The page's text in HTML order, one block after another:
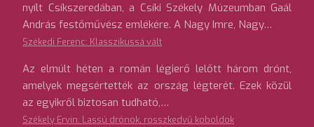
nyílt Csíkszeredában, a Csíki Székely Múzeumban Gaál
András festőművész emlékére. A Nagy Imre, Nagy…
Székedi Ferenc: Klasszikussá vált
Az elmúlt héten a román légierő lelőtt három drónt,
amelyek megsértették az ország légterét. Ezek közül
az egyikről biztosan tudható,…
Székely Ervin: Lassú drónok, rosszkedvű koboldok